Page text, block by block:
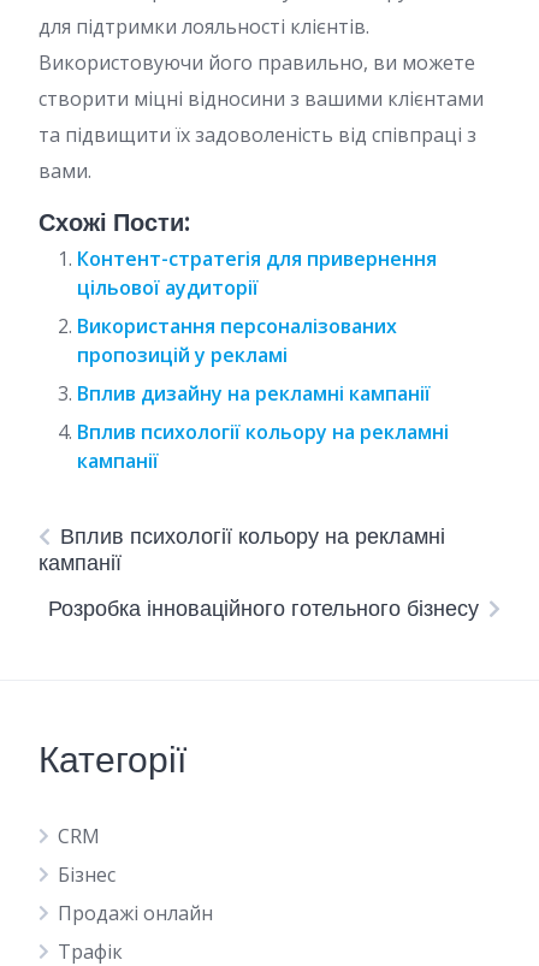
для підтримки лояльності клієнтів.
Використовуючи його правильно, ви можете
створити міцні відносини з вашими клієнтами
та підвищити їх задоволеність від співпраці з
вами.
Схожі Пости:
Контент-стратегія для привернення
цільової аудиторії
Використання персоналізованих
пропозицій у рекламі
Вплив дизайну на рекламні кампанії
Вплив психології кольору на рекламні
кампанії
Вплив психології кольору на рекламні
кампанії
Розробка інноваційного готельного бізнесу
Категорії
CRM
Бізнес
Продажі онлайн
Трафік